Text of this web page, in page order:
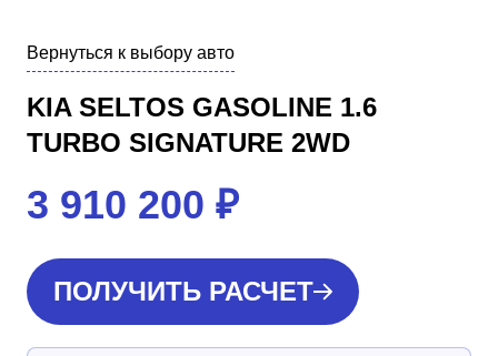
Вернуться к выбору авто
KIA SELTOS GASOLINE 1.6
TURBO SIGNATURE 2WD
3 910 200 ₽
ПОЛУЧИТЬ РАСЧЕТ